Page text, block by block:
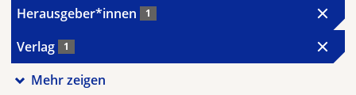
Herausgeber*innen 1
Verlag 1
Mehr zeigen